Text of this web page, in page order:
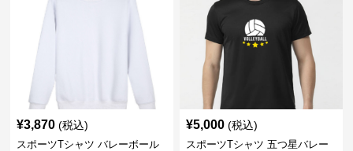
¥3,870 (税込)
スポーツTシャツ バレーボール
¥5,000 (税込)
スポーツTシャツ 五つ星バレー